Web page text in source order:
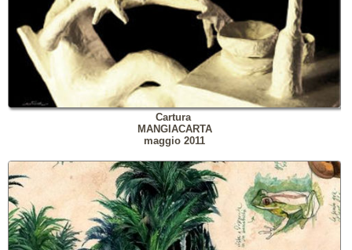
Cartura
MANGIACARTA
maggio 2011